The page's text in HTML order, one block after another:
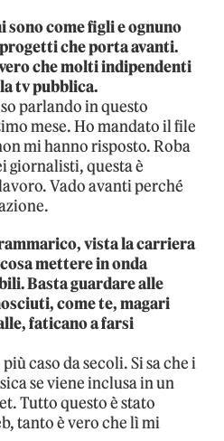
sono come figli e ognuno
che porta avanti.
che molti indipendenti
tv pubblica.
parlando in questo
mese. Ho mandato il file
mi hanno risposto. Roba
giornalisti, questa è
Vado avanti perché
vista la carriera
mettere in onda
Basta guardare alle
come te, magari
faticano a farsi
caso da secoli. Si sa che i
se viene inclusa in un
Tutto questo è stato
tanto è vero che lì mi